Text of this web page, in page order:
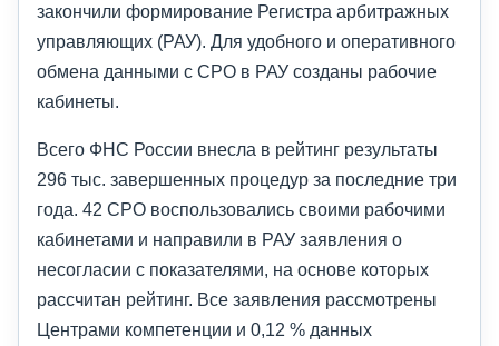
закончили формирование Регистра арбитражных
управляющих (РАУ). Для удобного и оперативного
обмена данными с СРО в РАУ созданы рабочие
кабинеты.
Всего ФНС России внесла в рейтинг результаты
296 тыс. завершенных процедур за последние три
года. 42 СРО воспользовались своими рабочими
кабинетами и направили в РАУ заявления о
несогласии с показателями, на основе которых
рассчитан рейтинг. Все заявления рассмотрены
Центрами компетенции и 0,12 % данных